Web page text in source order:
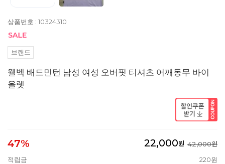
상품번호 : 10324310
브랜드
웰벡 배드민턴 남성 여성 오버핏 티셔츠 어깨동무 바이
올렛
47% 22,000원 42,000원
적립금
220원